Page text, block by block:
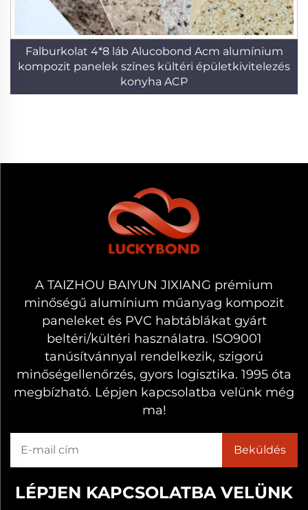
Falburkolat 4*8 láb Alucobond Acm alumínium
kompozit panelek színes kültéri épületkivitelezés
konyha ACP
A TAIZHOU BAIYUN JIXIANG prémium
minőségű alumínium műanyag kompozit
paneleket és PVC habtáblákat gyárt
beltéri/kültéri használatra. ISO9001
tanúsítvánnyal rendelkezik, szigorú
minőségellenőrzés, gyors logisztika. 1995 óta
megbízható. Lépjen kapcsolatba velünk még
ma!
LÉPJEN KAPCSOLATBA VELÜNK